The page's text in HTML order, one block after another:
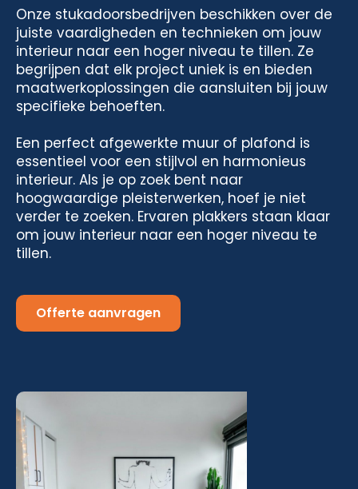
Onze stukadoorsbedrijven beschikken over de
juiste vaardigheden en technieken om jouw
interieur naar een hoger niveau te tillen. Ze
begrijpen dat elk project uniek is en bieden
maatwerkoplossingen die aansluiten bij jouw
specifieke behoeften.
Een perfect afgewerkte muur of plafond is
essentieel voor een stijlvol en harmonieus
interieur. Als je op zoek bent naar
hoogwaardige pleisterwerken, hoef je niet
verder te zoeken. Ervaren plakkers staan klaar
om jouw interieur naar een hoger niveau te
tillen.
Offerte aanvragen